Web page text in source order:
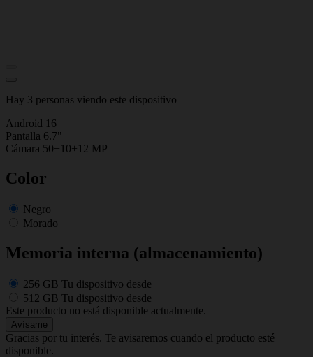
Hay 3 personas viendo este dispositivo
Android 16
Pantalla 6.7"
Cámara 50+10+12 MP
Color
Negro
Morado
Memoria interna (almacenamiento)
256 GB Tu dispositivo desde
512 GB Tu dispositivo desde
Este producto no está disponible actualmente.
Avísame
Gracias por tu interés. Te avisaremos cuando el producto esté
disponible.